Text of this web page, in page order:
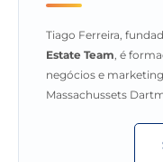
Tiago Ferreira,
Estate Team , é
negócios e
Massachussets